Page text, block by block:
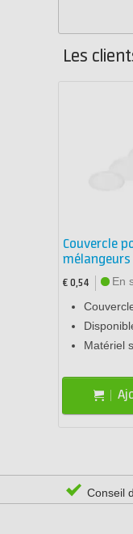
Les
Couvercle
mélangeurs
€ 0,54
En
Matériel
Conseil